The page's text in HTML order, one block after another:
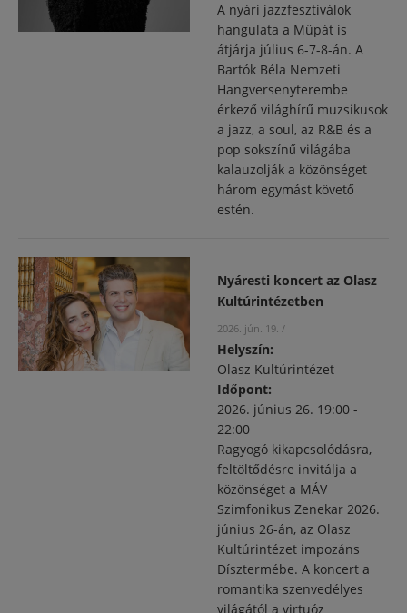
A nyári jazzfesztiválok
hangulata a Müpát is
átjárja július 6-7-8-án. A
Bartók Béla Nemzeti
Hangversenyterembe
érkező világhírű muzsikusok
a jazz, a soul, az R&B és a
pop sokszínű világába
kalauzolják a közönséget
három egymást követő
estén.
Nyáresti koncert az Olasz
Kultúrintézetben
2026. jún. 19. /
Helyszín:
Olasz Kultúrintézet
Időpont:
2026. június 26. 19:00 -
22:00
Ragyogó kikapcsolódásra,
feltöltődésre invitálja a
közönséget a MÁV
Szimfonikus Zenekar 2026.
június 26-án, az Olasz
Kultúrintézet impozáns
Dísztermébe. A koncert a
romantika szenvedélyes
világától a virtuóz